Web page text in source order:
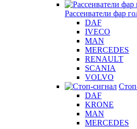
Рассеиватели фар
DAF
IVECO
MAN
MERCEDES
RENAULT
SCANIA
VOLVO
DAF
KRONE
MAN
MERCEDES